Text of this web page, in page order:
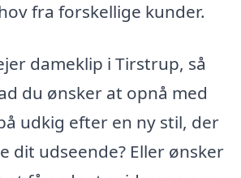
fra forskellige kunder.
dameklip i Tirstrup, så
du ønsker at opnå med
udkig efter en ny stil, der
dit udseende? Eller ønsker